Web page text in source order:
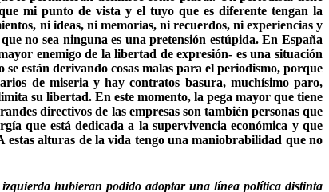
mi punto de vista y el tuyo que es diferente tengan la
ni ideas, ni memorias, ni recuerdos, ni experiencias y
no sea ninguna es una pretensión estúpida. En España
enemigo de la libertad de expresión- es una situación
están derivando cosas malas para el periodismo, porque
de miseria y hay contratos basura, muchísimo paro,
su libertad. En este momento, la pega mayor que tiene
directivos de las empresas son también personas que
que está dedicada a la supervivencia económica y que
estas alturas de la vida tengo una maniobrabilidad que no
hubieran podido adoptar una línea política distinta